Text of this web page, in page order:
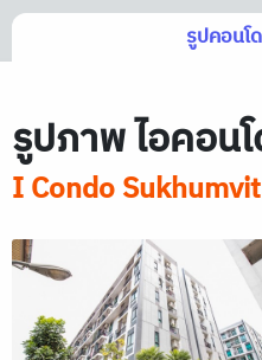
รูปคอนโด
รูปภาพ ไอคอน
I Condo